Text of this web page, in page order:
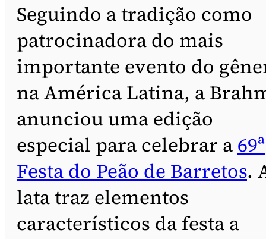
Seguindo a tradição como
patrocinadora do mais
importante evento do
na América Latina, a
anunciou uma edição
especial para celebrar a 69ª
Festa do Peão de Barretos.
lata traz elementos
característicos da festa a